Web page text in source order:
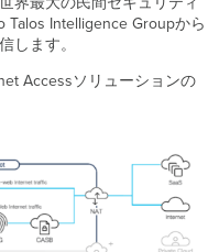
Talos Intelligence Groupから
します。
Accessソリューションの